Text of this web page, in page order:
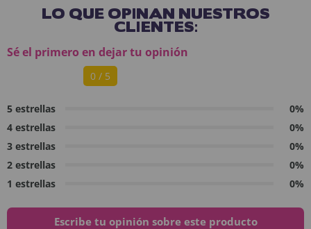
LO QUE OPINAN NUESTROS
CLIENTES:
Sé el primero en dejar tu opinión
0 / 5
5 estrellas
0%
4 estrellas
0%
3 estrellas
0%
2 estrellas
0%
1 estrellas
0%
Escribe tu opinión sobre este producto